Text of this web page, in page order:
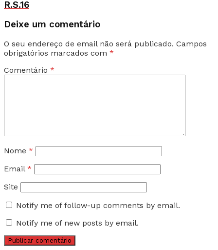
R.S.16
Deixe um comentário
O seu endereço de email não será publicado. Campos
obrigatórios marcados com *
Comentário *
Nome *
Email *
Site
Notify me of follow-up comments by email.
Notify me of new posts by email.